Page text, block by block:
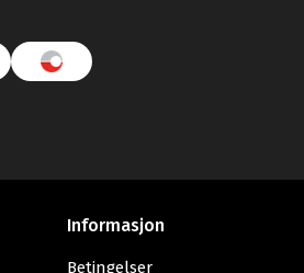
Informasjon
Betingelser